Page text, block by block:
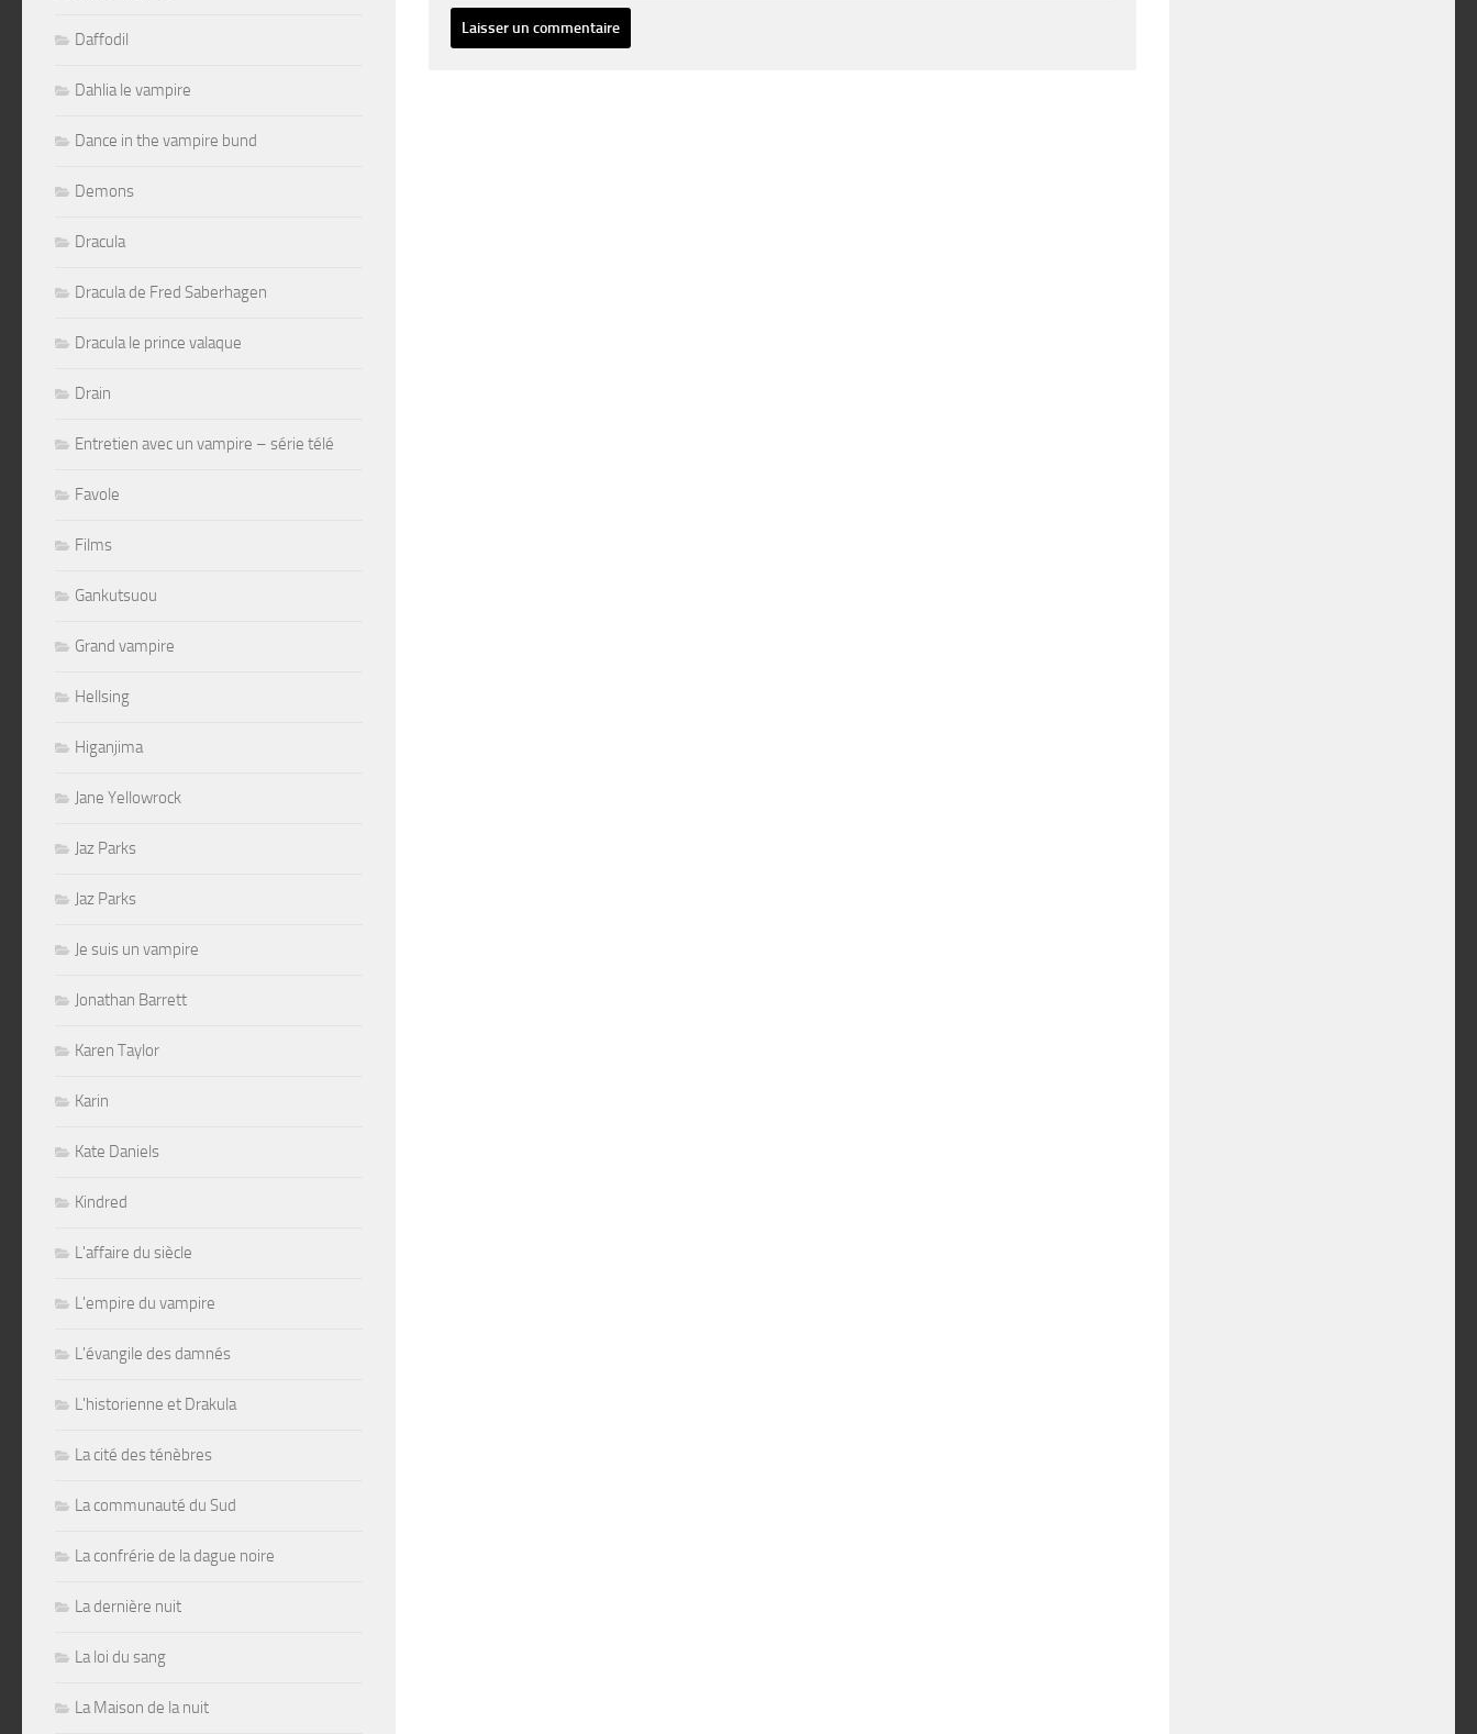
Daffodil
Dahlia le vampire
Dance in the vampire bund
Demons
Dracula
Dracula de Fred Saberhagen
Dracula le prince valaque
Drain
Entretien avec un vampire – série télé
Favole
Films
Gankutsuou
Grand vampire
Hellsing
Higanjima
Jane Yellowrock
Jaz Parks
Jaz Parks
Je suis un vampire
Jonathan Barrett
Karen Taylor
Karin
Kate Daniels
Kindred
L'affaire du siècle
L'empire du vampire
L'évangile des damnés
L'historienne et Drakula
La cité des ténèbres
La communauté du Sud
La confrérie de la dague noire
La dernière nuit
La loi du sang
La Maison de la nuit